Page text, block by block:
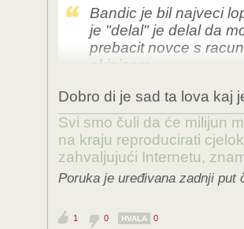
Bandic je bil najveci
je "delal" je delal da
prebacit novce s
ekipicom.
najbolje on je tak
ko da sve sam
Nakral se za tri zivota
Dobro di je sad ta lova kaj
Svi smo čuli da će milijun
na kraju reproducirati
zahvaljujući Internetu,
Poruka je uređivana zadnji put
1 0 HVALA 0